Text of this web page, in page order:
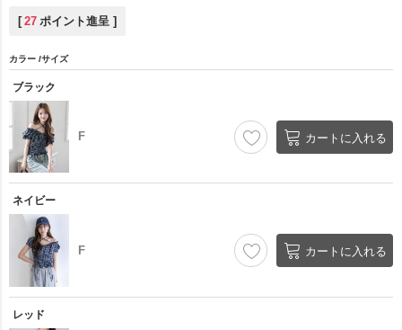
[ 27 ポイント進呈 ]
カラー サイズ
ブラック
F カートに入れる
ネイビー
F カートに入れる
レッド